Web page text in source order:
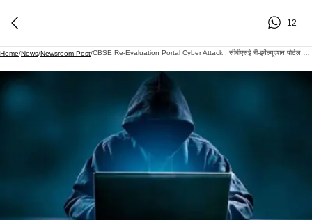
12
Home/News/Newsroom Post/